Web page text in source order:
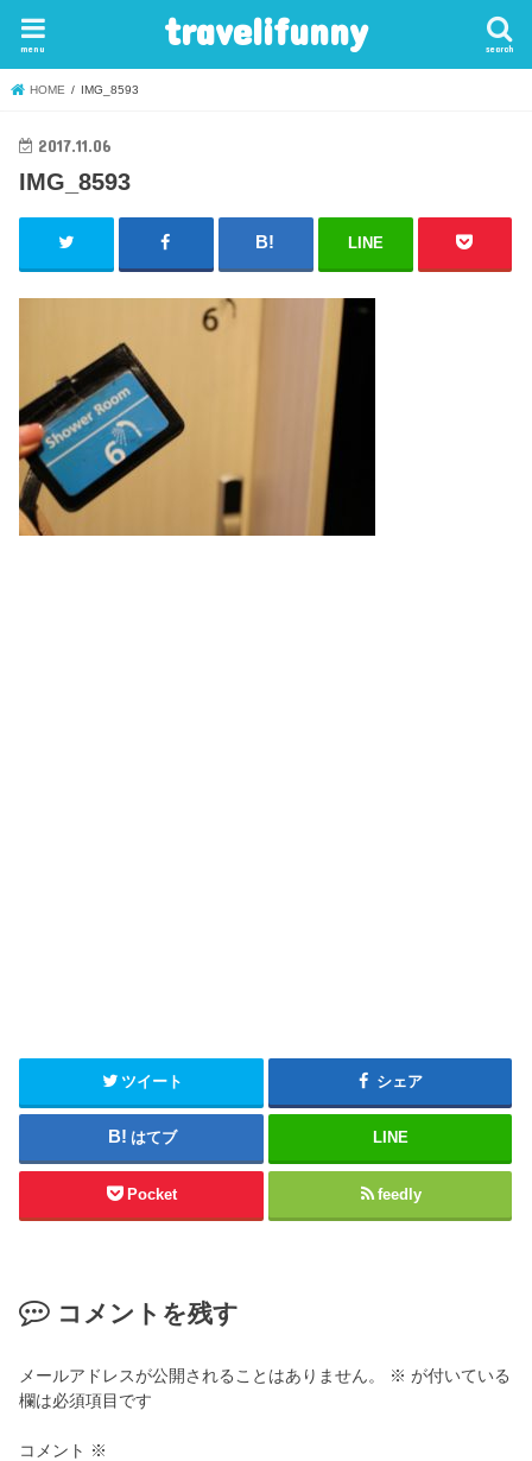
travelifunny search
menu
HOME IMG_8593
2017.11.06
IMG_8593
LINE
ツイート シェア
はてブ LINE
Pocket feedly
コメントを残す
メールアドレスが公開されることはありません。 ※ が付いている
欄は必須項目です
コメント ※